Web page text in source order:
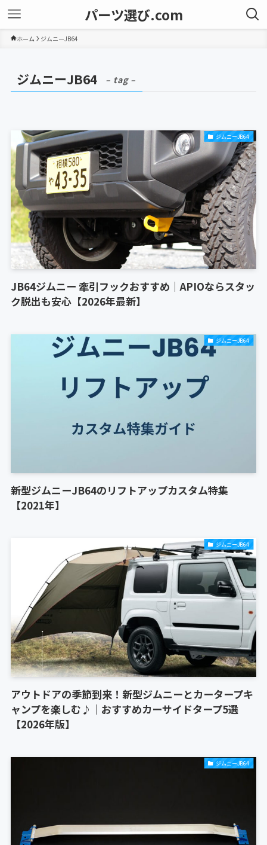
パーツ選び.com
ホーム ジムニーJB64
ジムニーJB64 – tag –
ジムニーJB64
JB64ジムニー 牽引フックおすすめ｜APIOならスタッ
ク脱出も安心【2026年最新】
ジムニーJB64
新型ジムニーJB64のリフトアップカスタム特集
【2021年】
ジムニーJB64
アウトドアの季節到来！新型ジムニーとカータープキ
ャンプを楽しむ♪｜おすすめカーサイドタープ5選
【2026年版】
ジムニーJB64